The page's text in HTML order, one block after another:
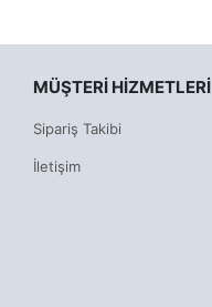
MÜŞTERI HIZMETLERI
Sipariş Takibi
İletişim